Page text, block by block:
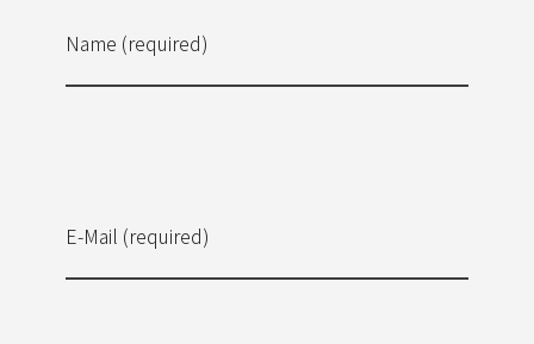
Name (required)
E-Mail (required)